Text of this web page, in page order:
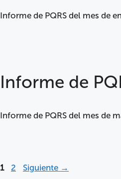
Informe de PQRS del mes de
Informe de
Informe de PQRS del mes de
1 2 Siguiente →